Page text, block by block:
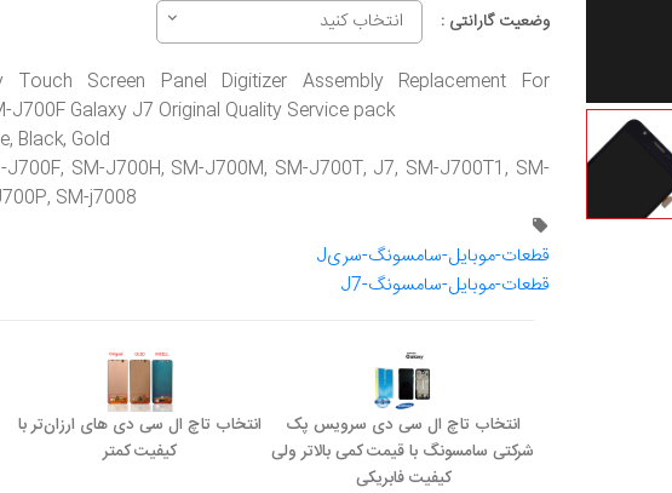
وضعیت گارانتی : انتخاب کنید
Touch Screen Panel Digitizer Assembly Replacement For
J700F Galaxy J7 Original Quality Service pack
Black, Gold
SM-J700H, SM-J700M, SM-J700T, J7, SM-J700T1, SM-
SM-j7008
قطعات-موبایل-سامسونگ-سریJ
قطعات-موبایل-سامسونگ-J7
انتخاب تاچ ال سی دی سرویس پک
شرکتی سامسونگ با قیمت کمی بالاتر ولی
کیفیت فابریکی
انتخاب تاچ ال سی دی های ارزان‌تر با
کیفیت کمتر